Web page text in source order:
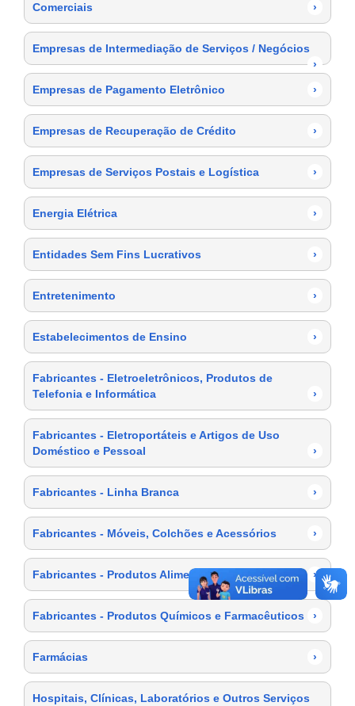
Comerciais
›
Empresas de Intermediação de Serviços / Negócios
›
Empresas de Pagamento Eletrônico
›
Empresas de Recuperação de Crédito ›
Empresas de Serviços Postais e Logística ›
Energia Elétrica ›
Entidades Sem Fins Lucrativos ›
Entretenimento ›
Estabelecimentos de Ensino ›
Fabricantes - Eletroeletrônicos, Produtos de
Telefonia e Informática
›
Fabricantes - Eletroportáteis e Artigos de Uso
Doméstico e Pessoal
›
Fabricantes - Linha Branca ›
Fabricantes - Móveis, Colchões e Acessórios ›
Fabricantes - Produtos Alimentícios ›
Fabricantes - Produtos Químicos e Farmacêuticos ›
Farmácias ›
Hospitais, Clínicas, Laboratórios e Outros Serviços